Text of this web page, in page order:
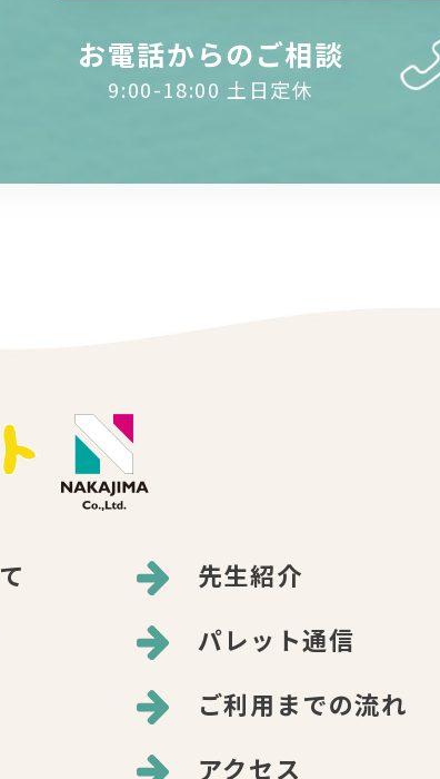
お電話からのご相談
9:00-18:00 土日定休
先生紹介
パレット通信
ご利用までの流れ
アクセス